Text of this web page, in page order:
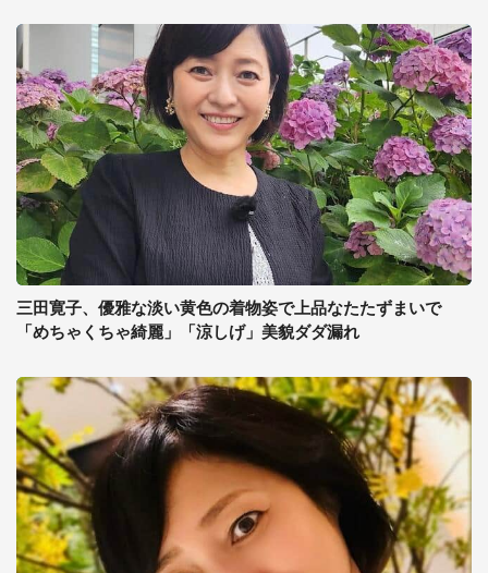
三田寛子、優雅な淡い黄色の着物姿で上品なたたずまいで
「めちゃくちゃ綺麗」「涼しげ」美貌ダダ漏れ